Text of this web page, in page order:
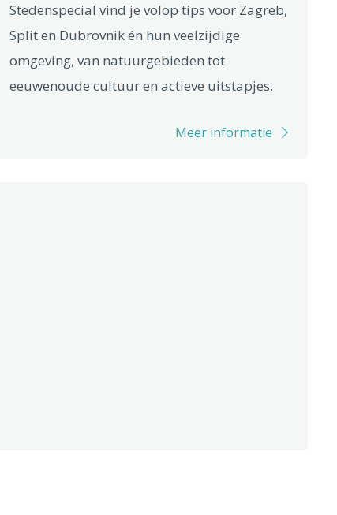
Stedenspecial vind je volop tips voor Zagreb,
Split en Dubrovnik én hun veelzijdige
omgeving, van natuurgebieden tot
eeuwenoude cultuur en actieve uitstapjes.
Meer informatie